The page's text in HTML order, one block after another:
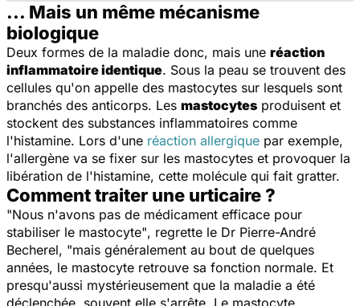
... Mais un même mécanisme
biologique
Deux formes de la maladie donc, mais une réaction
inflammatoire identique. Sous la peau se trouvent des
cellules qu'on appelle des mastocytes sur lesquels sont
branchés des anticorps. Les mastocytes produisent et
stockent des substances inflammatoires comme
l'histamine. Lors d'une réaction allergique par exemple,
l'allergène va se fixer sur les mastocytes et provoquer la
libération de l'histamine, cette molécule qui fait gratter.
Comment traiter une urticaire ?
"Nous n'avons pas de médicament efficace pour
stabiliser le mastocyte", regrette le Dr Pierre-André
Becherel, "mais généralement au bout de quelques
années, le mastocyte retrouve sa fonction normale. Et
presqu'aussi mystérieusement que la maladie a été
déclenchée, souvent elle s'arrête. Le mastocyte